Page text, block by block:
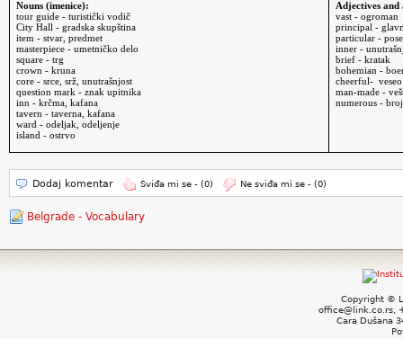
Nouns (imenice):
tour guide - turistički vodič
City Hall - gradska skupština
item - stvar, predmet
masterpiece - umetničko delo
square - trg
crown - kruna
core - srce, srž, unutrašnjost
question mark - znak upitnika
inn - krčma , kafana
tavern - taverna, kafana
ward - odeljak, odeljenje
island - ostrvo
Adjectives
vast - ogroman
principal -
particular -
inner -
brief - kratak
bohemian -
cheerful- veseo
man-made -
numerous -
Dodaj komentar Sviđa mi se - (0) Ne sviđa mi se - (0)
Belgrade - Vocabulary
Copyright ©
office@link.co.rs,
Cara Dušana